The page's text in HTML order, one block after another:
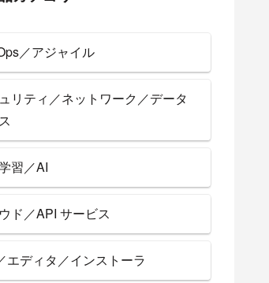
／アジャイル
リティ／ネットワーク／データ
習／AI
ド／API サービス
エディタ／インストーラ